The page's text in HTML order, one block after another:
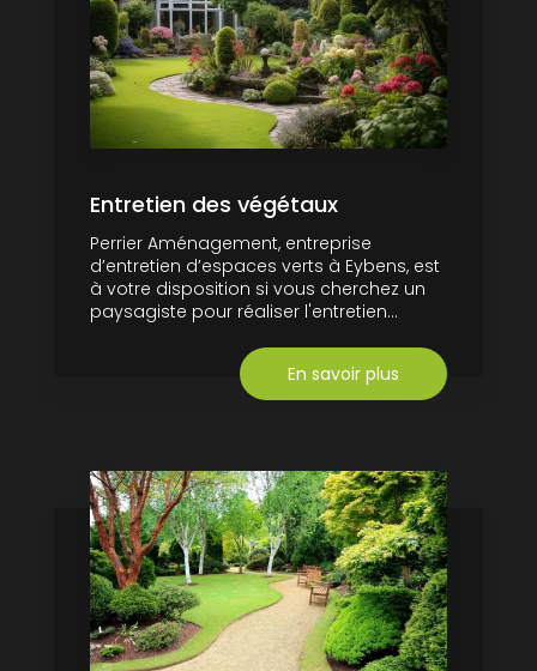
Entretien des végétaux
Perrier Aménagement, entreprise
d’entretien d’espaces verts à Eybens, est
à votre disposition si vous cherchez un
paysagiste pour réaliser l'entretien...
En savoir plus